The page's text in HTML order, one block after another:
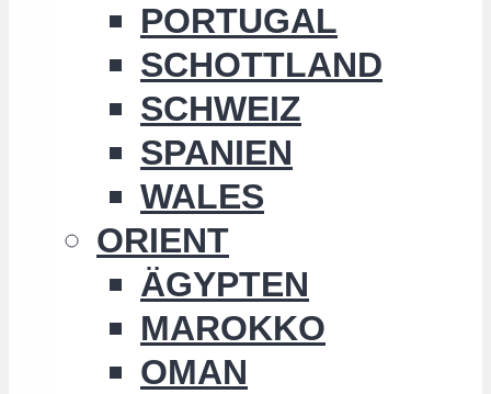
PORTUGAL
SCHOTTLAND
SCHWEIZ
SPANIEN
WALES
ORIENT
ÄGYPTEN
MAROKKO
OMAN